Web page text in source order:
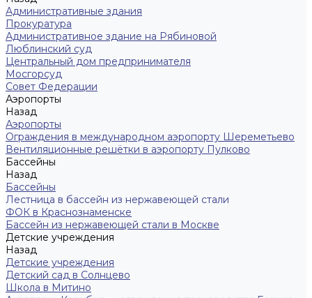
Административные здания
Прокуратура
Административное здание на Рябиновой
Люблинский суд
Центральный дом предпринимателя
Мосгорсуд
Совет Федерации
Аэропорты
Назад
Аэропорты
Ограждения в международном аэропорту Шереметьево
Вентиляционные решётки в аэропорту Пулково
Бассейны
Назад
Бассейны
Лестница в бассейн из нержавеющей стали
ФОК в Краснознаменске
Бассейн из нержавеющей стали в Москве
Детские учреждения
Назад
Детские учреждения
Детский сад в Солнцево
Школа в Митино